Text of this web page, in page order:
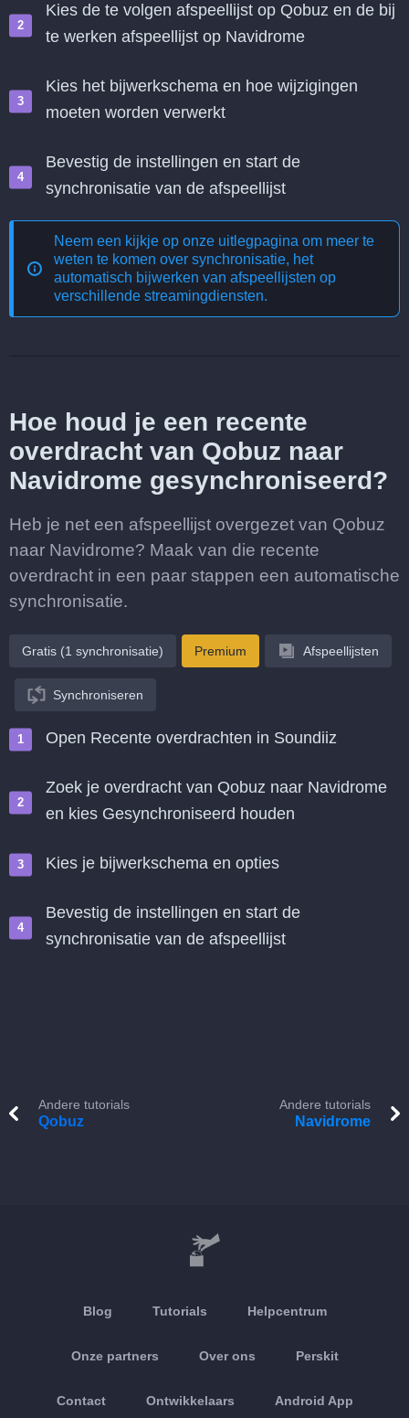
Kies de te volgen afspeellijst op Qobuz en de bij
te werken afspeellijst op Navidrome
Kies het bijwerkschema en hoe wijzigingen
moeten worden verwerkt
Bevestig de instellingen en start de
synchronisatie van de afspeellijst
Neem een kijkje op onze uitlegpagina om meer te
weten te komen over synchronisatie, het
automatisch bijwerken van afspeellijsten op
verschillende streamingdiensten.
Hoe houd je een recente
overdracht van Qobuz naar
Navidrome gesynchroniseerd?
Heb je net een afspeellijst overgezet van Qobuz
naar Navidrome? Maak van die recente
overdracht in een paar stappen een automatische
synchronisatie.
Gratis (1 synchronisatie) Premium Afspeellijsten
Synchroniseren
Open Recente overdrachten in Soundiiz
Zoek je overdracht van Qobuz naar Navidrome
en kies Gesynchroniseerd houden
Kies je bijwerkschema en opties
Bevestig de instellingen en start de
synchronisatie van de afspeellijst
Andere tutorials
Qobuz
Andere tutorials
Navidrome
Blog Tutorials Helpcentrum
Onze partners Over ons Perskit
Contact Ontwikkelaars Android App